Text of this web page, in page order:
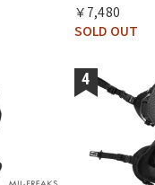
￥7,480
SOLD OUT